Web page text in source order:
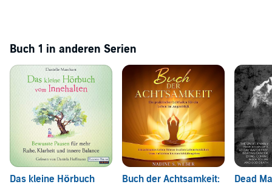
Buch 1 in anderen Serien
Das kleine Hörbuch
Buch der Achtsamkeit:
Dead